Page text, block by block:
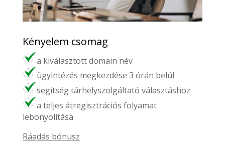
Kényelem csomag
a kiválasztott domain név
ügyintézés megkezdése 3 órán belül
segítség tárhelyszolgáltató választáshoz
a teljes átregisztrációs folyamat
lebonyolítása
Ráadás bónusz